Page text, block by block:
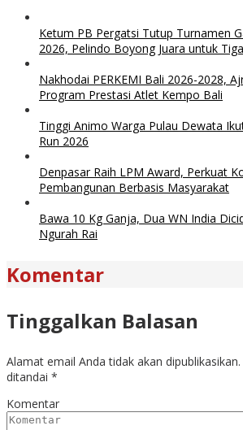
Ketum PB Pergatsi Tutup Turnamen
2026, Pelindo Boyong Juara untuk
Nakhodai PERKEMI Bali 2026-2028,
Program Prestasi Atlet Kempo Bali
Tinggi Animo Warga Pulau Dewata
Run 2026
Denpasar Raih LPM Award, Perkuat
Pembangunan Berbasis Masyarakat
Bawa 10 Kg Ganja, Dua WN India
Ngurah Rai
Komentar
Tinggalkan Balasan
Alamat email Anda tidak akan dipublikasikan.
ditandai *
Komentar